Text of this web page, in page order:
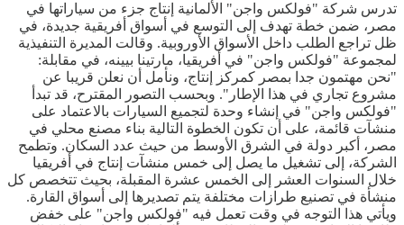
تدرس شركة "فولكس واجن" الألمانية إنتاج جزء من سياراتها في
مصر، ضمن خطة تهدف إلى التوسع في أسواق أفريقية جديدة، في
ظل تراجع الطلب داخل الأسواق الأوروبية. وقالت المديرة التنفيذية
لمجموعة "فولكس واجن" في أفريقيا، مارتينا بيينه، في مقابلة:
"نحن مهتمون جدا بمصر كمركز إنتاج، ونأمل أن نعلن قريبا عن
مشروع تجاري في هذا الإطار". وبحسب التصور المقترح، قد تبدأ
"فولكس واجن" في إنشاء وحدة لتجميع السيارات بالاعتماد على
منشآت قائمة، على أن تكون الخطوة التالية بناء مصنع محلي في
مصر، أكبر دولة في الشرق الأوسط من حيث عدد السكان. وتطمح
الشركة، إلى تشغيل ما يصل إلى خمس منشآت إنتاج في أفريقيا
خلال السنوات العشر إلى الخمس عشرة المقبلة، بحيث تتخصص كل
منشأة في تصنيع طرازات مختلفة يتم تصديرها إلى أسواق القارة.
ويأتي هذا التوجه في وقت تعمل فيه "فولكس واجن" على خفض